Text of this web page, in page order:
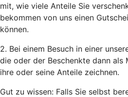
mit, wie viele Anteile Sie
bekommen von uns einen
können.
2. Bei einem Besuch in einer
die oder der Beschenkte dann als
ihre oder seine Anteile zeichnen.
Gut zu wissen: Falls Sie selbst